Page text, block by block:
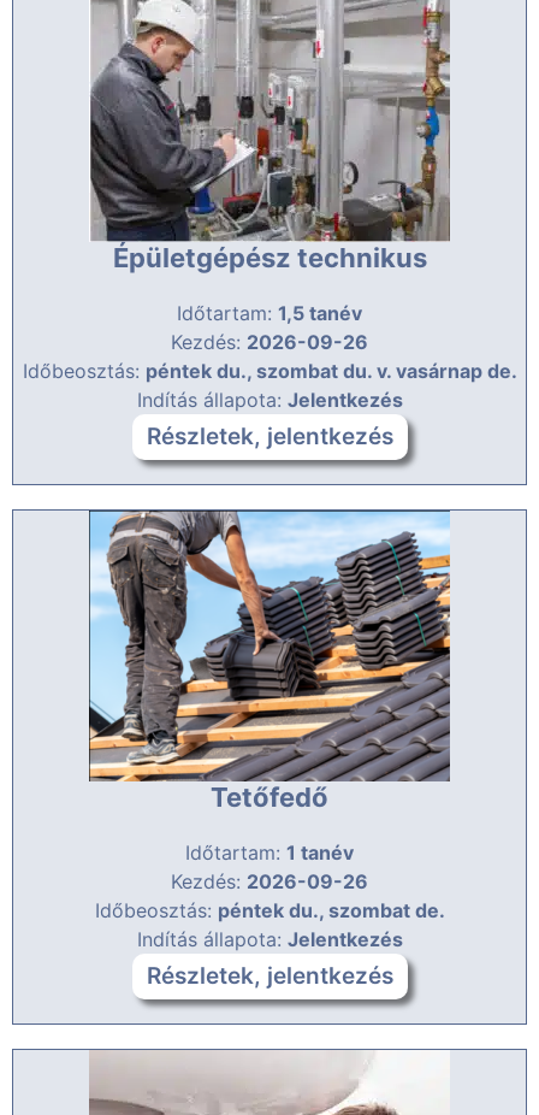
Épületgépész technikus
Időtartam: 1,5 tanév
Kezdés: 2026-09-26
Időbeosztás: péntek du., szombat du. v. vasárnap de.
Indítás állapota: Jelentkezés
Részletek, jelentkezés
Tetőfedő
Időtartam: 1 tanév
Kezdés: 2026-09-26
Időbeosztás: péntek du., szombat de.
Indítás állapota: Jelentkezés
Részletek, jelentkezés